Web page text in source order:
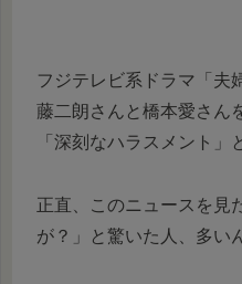
フジテレビ系ドラマ「夫
藤二朗さんと橋本愛さん
「深刻なハラスメント」
正直、このニュースを見
が？」と驚いた人、多い